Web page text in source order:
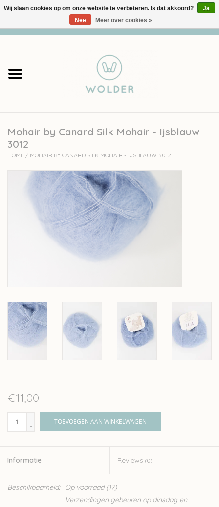
Garens
Accessoires
workshops
Cadeaubon
Mohair by Canard Silk Mohair - Ijsblauw
3012
HOME / MOHAIR BY CANARD SILK MOHAIR - IJSBLAUW 3012
€11,00
+
-
TOEVOEGEN AAN WINKELWAGEN
Informatie Reviews (0)
Beschikbaarheid: Op voorraad(17)
Verzendingen gebeuren op dinsdag en
Wij slaan cookies op om onze website te verbeteren. Is dat akkoord?
Ja
Nee
Meer over cookies »